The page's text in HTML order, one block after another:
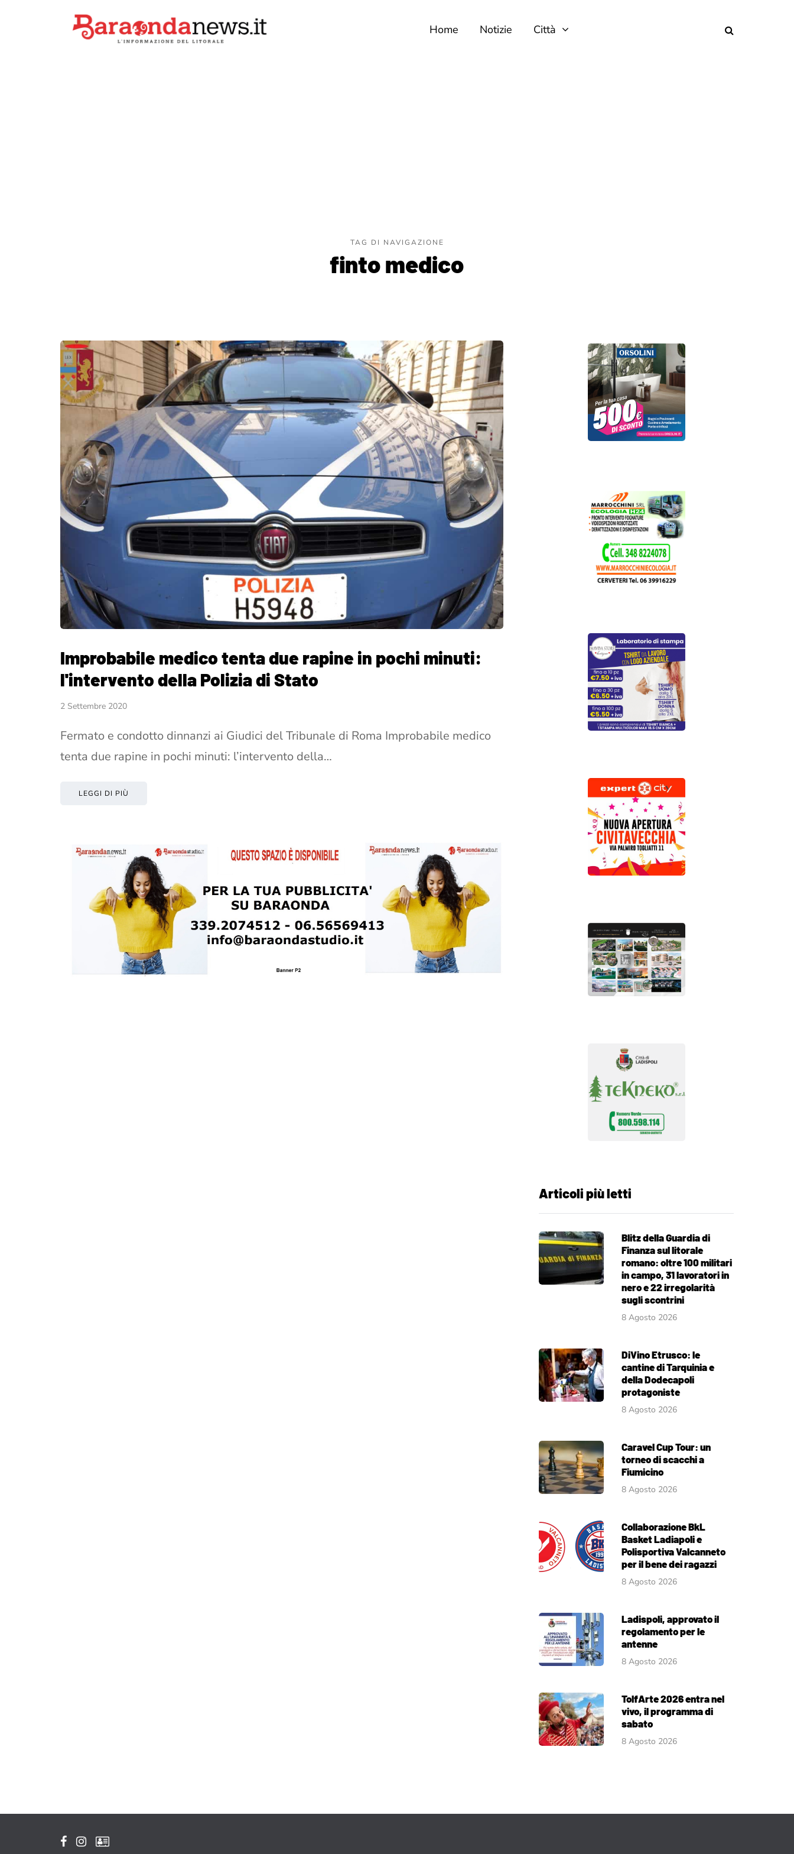
Home Notizie Città
TAG DI NAVIGAZIONE
finto medico
Improbabile medico tenta due rapine in pochi minuti:
l'intervento della Polizia di Stato
2 Settembre 2020
Fermato e condotto dinnanzi ai Giudici del Tribunale di Roma Improbabile medico
tenta due rapine in pochi minuti: l’intervento della…
LEGGI DI PIÙ
Articoli più letti
Blitz della Guardia di
Finanza sul litorale
romano: oltre 100 militari
in campo, 31 lavoratori in
nero e 22 irregolarità
sugli scontrini
8 Agosto 2026
DiVino Etrusco: le
cantine di Tarquinia e
della Dodecapoli
protagoniste
8 Agosto 2026
Caravel Cup Tour: un
torneo di scacchi a
Fiumicino
8 Agosto 2026
Collaborazione BkL
Basket Ladiapoli e
Polisportiva Valcanneto
per il bene dei ragazzi
8 Agosto 2026
Ladispoli, approvato il
regolamento per le
antenne
8 Agosto 2026
TolfArte 2026 entra nel
vivo, il programma di
sabato
8 Agosto 2026